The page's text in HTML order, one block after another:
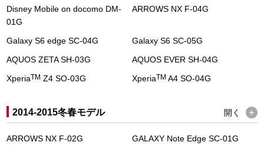
Disney Mobile on docomo DM-
01G
ARROWS NX F-04G
Galaxy S6 edge SC-04G
Galaxy S6 SC-05G
AQUOS ZETA SH-03G
AQUOS EVER SH-04G
XperiaTM Z4 SO-03G XperiaTM A4 SO-04G
2014-2015冬春モデル 開く
ARROWS NX F-02G
GALAXY Note Edge SC-01G